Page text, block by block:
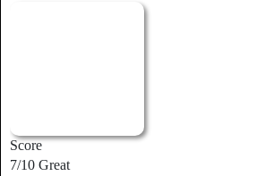
Score
7/10 Great